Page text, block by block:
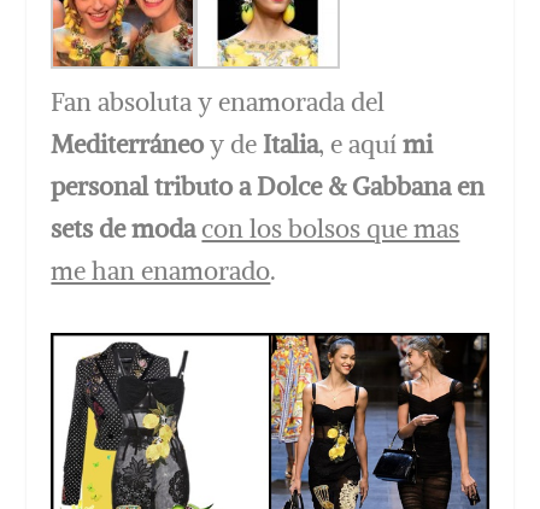
Fan absoluta y enamorada del
Mediterráneoy deItalia, e aquími
personal tributo a Dolce & Gabbana en
sets de modacon los bolsos que mas
me han enamorado.